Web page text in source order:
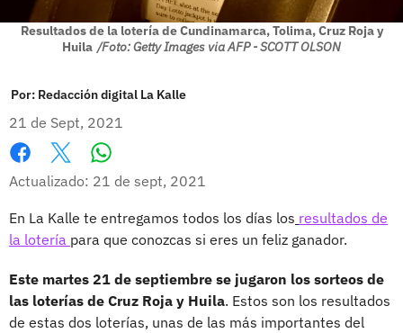
Resultados de la lotería de Cundinamarca, Tolima, Cruz Roja y
Huila /Foto: Getty Images via AFP - SCOTT OLSON
Por: Redacción digital La Kalle
21 de Sept, 2021
Facebook
X
Actualizado: 21 de sept, 2021
En La Kalle te entregamos todos los días los resultados de
la lotería para que conozcas si eres un feliz ganador.
Este martes 21 de septiembre se jugaron los sorteos de
las loterías de Cruz Roja y Huila. Estos son los resultados
de estas dos loterías, unas de las más importantes del